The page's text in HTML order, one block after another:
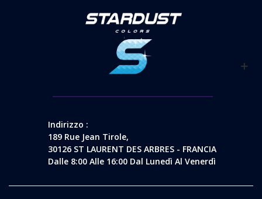
Indirizzo :
189 Rue Jean Tirole,
30126 ST LAURENT DES ARBRES - FRANCIA
Dalle 8:00 Alle 16:00 Dal Lunedì Al Venerdì